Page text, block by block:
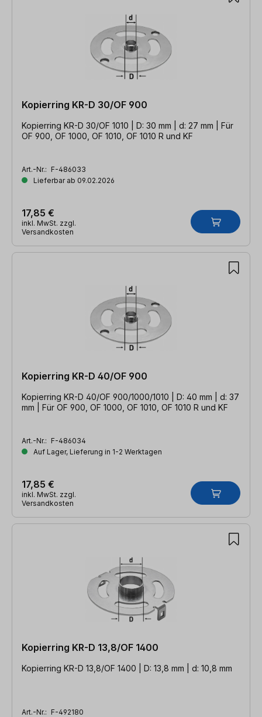
Kopierring KR-D 30/OF 900
Kopierring KR-D 30/OF 1010 | D: 30 mm | d: 27 mm | Für
OF 900, OF 1000, OF 1010, OF 1010 R und KF
Art.-Nr.: F-486033
Lieferbar ab 09.02.2026
17,85 €
inkl. MwSt. zzgl.
Versandkosten
Kopierring KR-D 40/OF 900
Kopierring KR-D 40/OF 900/1000/1010 | D: 40 mm | d: 37
mm | Für OF 900, OF 1000, OF 1010, OF 1010 R und KF
Art.-Nr.: F-486034
Auf Lager, Lieferung in 1-2 Werktagen
17,85 €
inkl. MwSt. zzgl.
Versandkosten
Kopierring KR-D 13,8/OF 1400
Kopierring KR-D 13,8/OF 1400 | D: 13,8 mm | d: 10,8 mm
Art.-Nr.: F-492180